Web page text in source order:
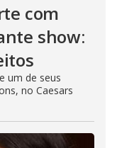
com
show:
um de seus
no Caesars